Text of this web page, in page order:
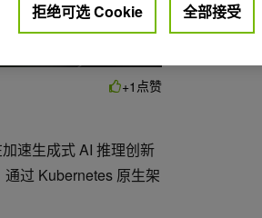
+1 点赞
速生成式 AI 推理创新
过 Kubernetes 原生架
拒绝可选 Cookie 全部接受